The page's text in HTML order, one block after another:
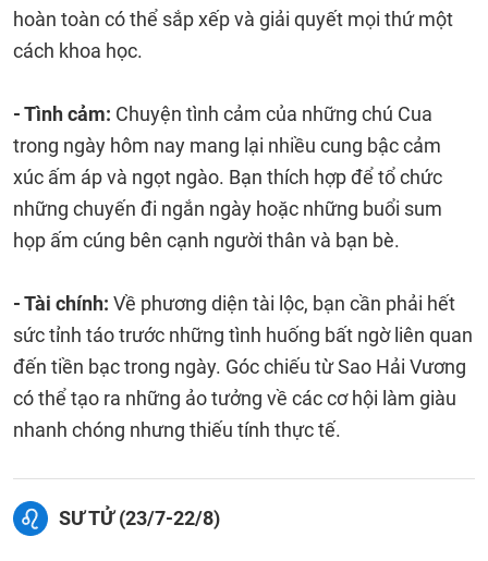
hoàn toàn có thể sắp xếp và giải quyết mọi thứ một
cách khoa học.
- Tình cảm: Chuyện tình cảm của những chú Cua
trong ngày hôm nay mang lại nhiều cung bậc cảm
xúc ấm áp và ngọt ngào. Bạn thích hợp để tổ chức
những chuyến đi ngắn ngày hoặc những buổi sum
họp ấm cúng bên cạnh người thân và bạn bè.
- Tài chính: Về phương diện tài lộc, bạn cần phải hết
sức tỉnh táo trước những tình huống bất ngờ liên quan
đến tiền bạc trong ngày. Góc chiếu từ Sao Hải Vương
có thể tạo ra những ảo tưởng về các cơ hội làm giàu
nhanh chóng nhưng thiếu tính thực tế.
SƯ TỬ (23/7-22/8)